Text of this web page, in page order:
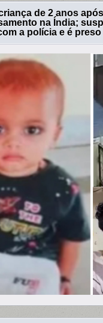
de 2 anos
na Índia;
a polícia e é preso